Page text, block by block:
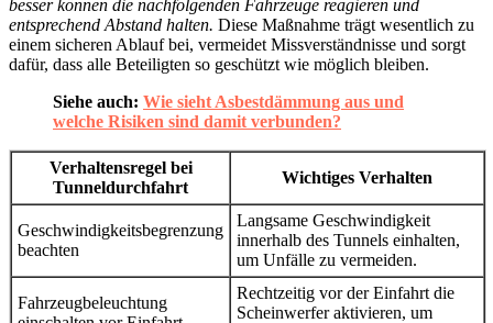
besser können die nachfolgenden Fahrzeuge reagieren und
entsprechend Abstand halten. Diese Maßnahme trägt wesentlich zu
einem sicheren Ablauf bei, vermeidet Missverständnisse und sorgt
dafür, dass alle Beteiligten so geschützt wie möglich bleiben.
Siehe auch: Wie sieht Asbestdämmung aus und
welche Risiken sind damit verbunden?
Verhaltensregel bei
Tunneldurchfahrt
Wichtiges Verhalten
Geschwindigkeitsbegrenzung
beachten
Langsame Geschwindigkeit
innerhalb des Tunnels einhalten,
um Unfälle zu vermeiden.
Fahrzeugbeleuchtung
Rechtzeitig vor der Einfahrt die
Scheinwerfer aktivieren, um